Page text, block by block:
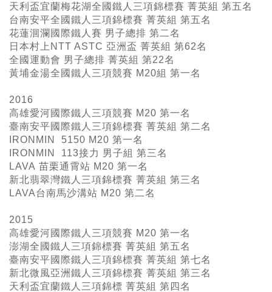
天利盃宜蘭梅花湖全國鐵人三項錦標賽 菁英組 第五名
台南安平全國鐵人三項錦標賽 菁英組 第五名
花蓮洄瀾國際鐵人賽 男子總排 第二名
日本村上NTT ASTC 亞洲盃 菁英組 第62名
全國運動會 男子總排 菁英組 第22名
黃埔金湯全國鐵人三項競賽 M20組 第一名
2016
高雄愛河國際鐵人三項競賽 M20 第一名
臺南安平國際鐵人三項錦標賽 菁英組 第二名
IRONMIN 5150 M20 第一名
IRONMIN 113接力 男子組 第三名
LAVA 苗栗通霄站 M20 第一名
新北翡翠灣鐵人三項錦標賽 菁英組 第三名
LAVA台南馬沙溝站 M20 第二名
2015
高雄愛河國際鐵人三項競賽 M20 第一名
澎湖全國鐵人三項錦標賽 菁英組 第五名
臺南安平國際鐵人三項錦標賽 菁英組 第七名
新北微風亞洲鐵人三項錦標賽 菁英組 第三名
天利盃宜蘭鐵人三項錦標 菁英組 第四名